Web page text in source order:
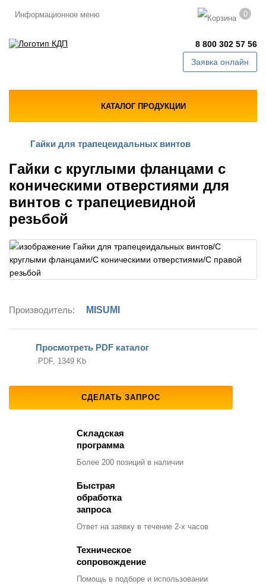
Информационное меню 0
8 800 302 57 56
Заявка онлайн
КАТАЛОГ ПРОДУКЦИИ
Гайки для трапецеидальных винтов
Гайки с круглыми фланцами с
коническими отверстиями для
винтов с трапециевидной
резьбой
Производитель: MISUMI
Просмотреть PDF каталог
.PDF, 1349 Kb
СДЕЛАТЬ ЗАПРОС
Складская
программа
Более 200 позиций в наличии
Быстрая
обработка
запроса
Ответ на заявку в течение 2-х часов
Техническое
сопровождение
Помощь в подборе и использовании